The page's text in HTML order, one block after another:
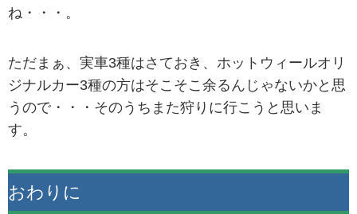
ね・・・。
ただまぁ、実車3種はさておき、ホットウィールオリ
ジナルカー3種の方はそこそこ余るんじゃないかと思
うので・・・そのうちまた狩りに行こうと思いま
す。
おわりに